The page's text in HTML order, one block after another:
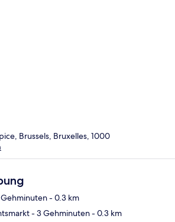
Brussels, Bruxelles, 1000
- 0.3 km
- 3 Gehminuten- 0.3 km